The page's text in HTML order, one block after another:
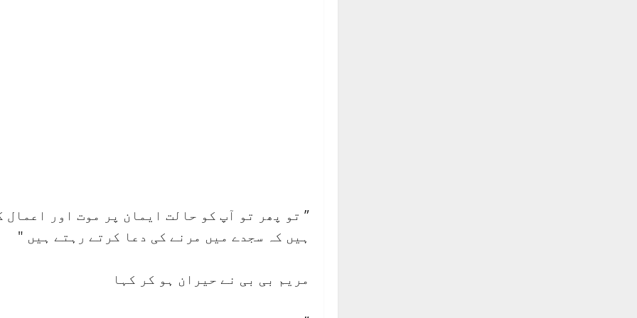
” تو پھر تو آپ کو حالت ایمان پر موت اور
ہیں کہ سجدے میں مرنے کی دعا کرتے رہتے ہیں "
مریم بی بی نے حیران ہو کر کہا